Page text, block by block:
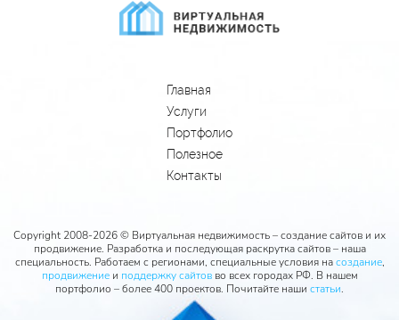
Главная
Услуги
Портфолио
Полезное
Контакты
Copyright 2008-2026 © Виртуальная недвижимость – создание сайтов и их
продвижение. Разработка и последующая раскрутка сайтов – наша
специальность. Работаем с регионами, специальные условия насоздание,
продвижениеи поддержку сайтовво всех городах РФ. В нашем
портфолио – более 400 проектов. Почитайте наши статьи.